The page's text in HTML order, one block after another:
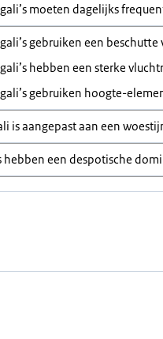
moeten dagelijks
gebruiken een beschutte
hebben een sterke
gebruiken hoogte-
is aangepast aan een
hebben een despotische